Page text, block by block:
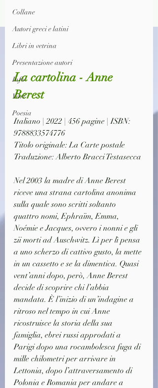
Collane
Autori greci e latini
Libri in vetrina
Presentazione autori
Info
Vari
Poesia
La cartolina - Anne
Berest
Italiano | 2022 | 456 pagine | ISBN:
9788833574776
Titolo originale: La Carte postale
Traduzione: Alberto Bracci Testasecca
Nel 2003 la madre di Anne Berest
riceve una strana cartolina anonima
sulla quale sono scritti soltanto
quattro nomi, Ephraïm, Emma,
Noémie e Jacques, ovvero i nonni e gli
zii morti ad Auschwitz. Lì per lì pensa
a uno scherzo di cattivo gusto, la mette
in un cassetto e se la dimentica. Quasi
vent’anni dopo, però, Anne Berest
decide di scoprire chi l’abbia
mandata. È l’inizio di un’indagine a
ritroso nel tempo in cui Anne
ricostruisce la storia della sua
famiglia, ebrei russi approdati a
Parigi dopo una rocambolesca fuga di
mille chilometri per arrivare in
Lettonia, dopo l’attraversamento di
Polonia e Romania per andare a